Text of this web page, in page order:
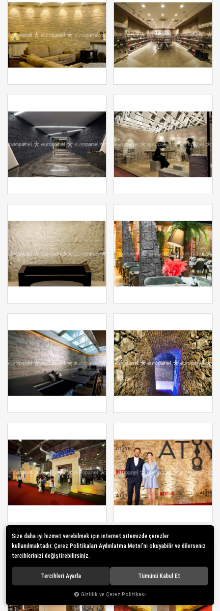
Size daha iyi hizmet verebilmek için internet sitemizde çerezler
kullanılmaktadır. Çerez Politikaları Aydınlatma Metni’ni okuyabilir ve dilerseniz
tercihlerinizi değiştirebilirsiniz.
Tercihleri Ayarla Tümünü Kabul Et
Gizlilik ve Çerez Politikası